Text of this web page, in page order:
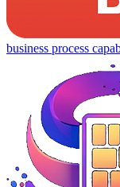
business process